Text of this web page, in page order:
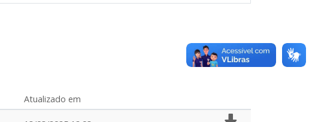
Atualizado em